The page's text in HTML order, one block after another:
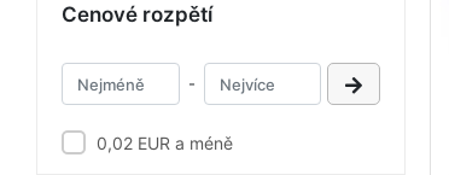
Cenové rozpětí
-
0,02 EUR a méně